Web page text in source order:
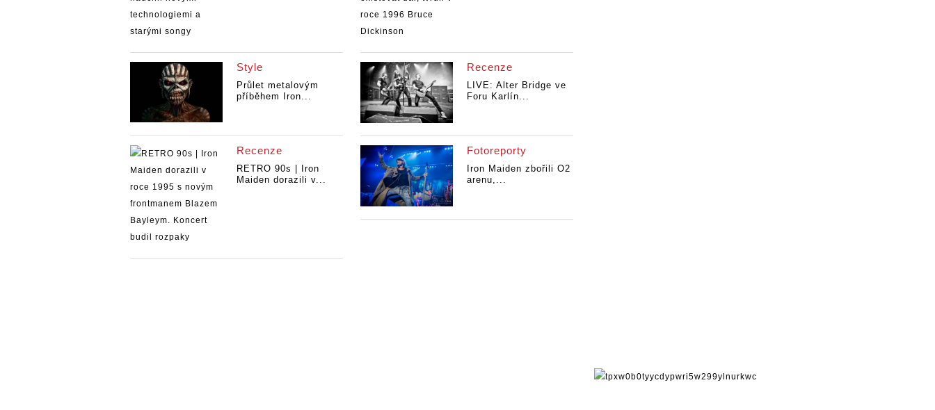
Style
Průlet metalovým
příběhem Iron...
Recenze
LIVE: Alter Bridge ve
Foru Karlín...
Recenze
RETRO 90s | Iron
Maiden dorazili v...
Fotoreporty
Iron Maiden zbořili O2
arenu,...